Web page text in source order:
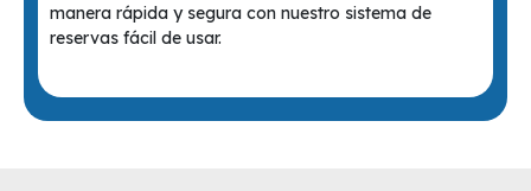
manera rápida y segura con nuestro sistema de
reservas fácil de usar.